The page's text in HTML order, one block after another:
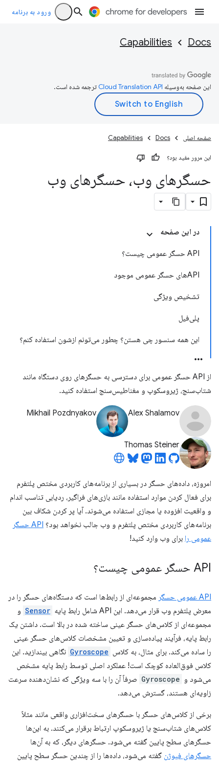
ورود به برنامه
Docs
Capabilities
این صفحه به‌وسیله ترجمه شده است.
صفحه اصلی Docs
Capabilities
این مرور مفید بود؟
حسگرهای وب، حسگرهای وب
در این صفحه
API حسگر عمومی چیست؟
APIهای حسگر عمومی موجود
تشخیص ویژگی
پلی‌فیل
این همه سنسور چی هستن؟ چطور می‌تونم ازشون استفاده کنم؟
از API حسگر عمومی برای دسترسی به حسگرهای روی دستگاه مانند
شتاب‌سنج، ژیروسکوپ و مغناطیس‌سنج استفاده کنید.
Alex Shalamov
Mikhail Pozdnyakov
Thomas Steiner
امروزه، داده‌های حسگر در بسیاری از برنامه‌های کاربردی مختص پلتفرم
برای فعال کردن موارد استفاده مانند بازی‌های فراگیر، ردیابی تناسب اندام
و واقعیت افزوده یا مجازی استفاده می‌شوند. آیا پر کردن شکاف بین
برنامه‌های کاربردی مختص پلتفرم و وب جالب نخواهد بود؟
API حسگر
عمومی را برای وب وارد کنید!
API حسگر عمومی چیست؟
API عمومی حسگر
مجموعه‌ای از رابط‌ها است که دستگاه‌های حسگر را در
معرض پلتفرم وب قرار می‌دهد. این API شامل رابط پایه
Sensor و
مجموعه‌ای از کلاس‌های حسگر عینی ساخته شده در بالا است. داشتن یک
رابط پایه، فرآیند پیاده‌سازی و تعیین مشخصات کلاس‌های حسگر عینی
را ساده می‌کند. برای مثال، به کلاس Gyroscope نگاهی بیندازید. این
کلاس فوق‌العاده کوچک است! عملکرد اصلی توسط رابط پایه مشخص
می‌شود و Gyroscope صرفاً آن را با سه ویژگی که نشان‌دهنده سرعت
زاویه‌ای هستند، گسترش می‌دهد.
برخی از کلاس‌های حسگر با حسگرهای سخت‌افزاری واقعی مانند مثلاً
کلاس‌های شتاب‌سنج یا ژیروسکوپ ارتباط برقرار می‌کنند. به این‌ها
حسگرهای سطح پایین گفته می‌شود. حسگرهای دیگر، که به آن‌ها
حسگرهای فیوژن گفته می‌شود، داده‌ها را از چندین حسگر سطح پایین